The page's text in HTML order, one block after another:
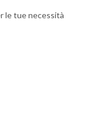
le tue necessità